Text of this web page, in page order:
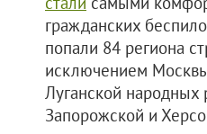
гражданских
попали 84 региона
исключением
Луганской народных
Запорожской и